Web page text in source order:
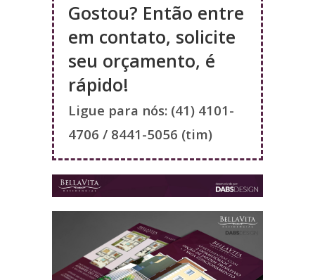
Gostou? Então entre
em contato, solicite
seu orçamento, é
rápido!
Ligue para nós: (41) 4101-
4706 / 8441-5056 (tim)